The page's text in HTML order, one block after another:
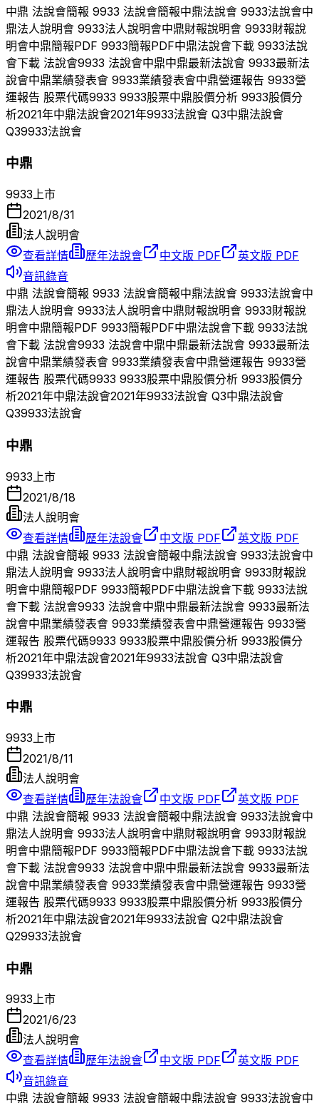
中鼎 法說會簡報 9933 法說會簡報中鼎法說會 9933法說會中
鼎法人說明會 9933法人說明會中鼎財報說明會 9933財報說
明會中鼎簡報PDF 9933簡報PDF中鼎法說會下載 9933法說
會下載 法說會9933 法說會中鼎中鼎最新法說會 9933最新法
說會中鼎業績發表會 9933業績發表會中鼎營運報告 9933營
運報告 股票代碼9933 9933股票中鼎股價分析 9933股價分
析2021年中鼎法說會2021年9933法說會 Q3中鼎法說會
Q39933法說會
中鼎
9933上市
2021/8/31
法人說明會
查看詳情
歷年法說會 中文版 PDF
英文版 PDF
音訊錄音
中鼎 法說會簡報 9933 法說會簡報中鼎法說會 9933法說會中
鼎法人說明會 9933法人說明會中鼎財報說明會 9933財報說
明會中鼎簡報PDF 9933簡報PDF中鼎法說會下載 9933法說
會下載 法說會9933 法說會中鼎中鼎最新法說會 9933最新法
說會中鼎業績發表會 9933業績發表會中鼎營運報告 9933營
運報告 股票代碼9933 9933股票中鼎股價分析 9933股價分
析2021年中鼎法說會2021年9933法說會 Q3中鼎法說會
Q39933法說會
中鼎
9933 上市
2021/8/18
法人說明會
查看詳情
歷年法說會 中文版 PDF
英文版 PDF
中鼎 法說會簡報 9933 法說會簡報中鼎法說會 9933法說會中
鼎法人說明會 9933法人說明會中鼎財報說明會 9933財報說
明會中鼎簡報PDF 9933簡報PDF中鼎法說會下載 9933法說
會下載 法說會9933 法說會中鼎中鼎最新法說會 9933最新法
說會中鼎業績發表會 9933業績發表會中鼎營運報告 9933營
運報告 股票代碼9933 9933股票中鼎股價分析 9933股價分
析2021年中鼎法說會2021年9933法說會 Q3中鼎法說會
Q39933法說會
中鼎
9933 上市
2021/8/11
法人說明會
查看詳情
歷年法說會 中文版 PDF
英文版 PDF
中鼎 法說會簡報 9933 法說會簡報中鼎法說會 9933法說會中
鼎法人說明會 9933法人說明會中鼎財報說明會 9933財報說
明會中鼎簡報PDF 9933簡報PDF中鼎法說會下載 9933法說
會下載 法說會9933 法說會中鼎中鼎最新法說會 9933最新法
說會中鼎業績發表會 9933業績發表會中鼎營運報告 9933營
運報告 股票代碼9933 9933股票中鼎股價分析 9933股價分
析2021年中鼎法說會2021年9933法說會 Q2中鼎法說會
Q29933法說會
中鼎
9933上市
2021/6/23
法人說明會
查看詳情
歷年法說會 中文版 PDF
英文版 PDF
音訊錄音
中鼎 法說會簡報 9933 法說會簡報中鼎法說會 9933法說會中